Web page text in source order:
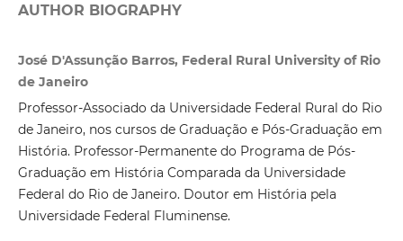
AUTHOR BIOGRAPHY
José D'Assunção Barros, Federal Rural University of Rio
de Janeiro
Professor-Associado da Universidade Federal Rural do Rio
de Janeiro, nos cursos de Graduação e Pós-Graduação em
História. Professor-Permanente do Programa de Pós-
Graduação em História Comparada da Universidade
Federal do Rio de Janeiro. Doutor em História pela
Universidade Federal Fluminense.